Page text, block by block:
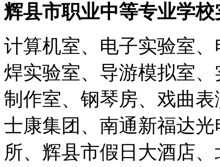
辉县市职业中等专业学
计算机室、电子实验室
焊实验室、导游模拟室
制作室、钢琴房、戏曲
士康集团、南通新福达
所、辉县市假日大酒店